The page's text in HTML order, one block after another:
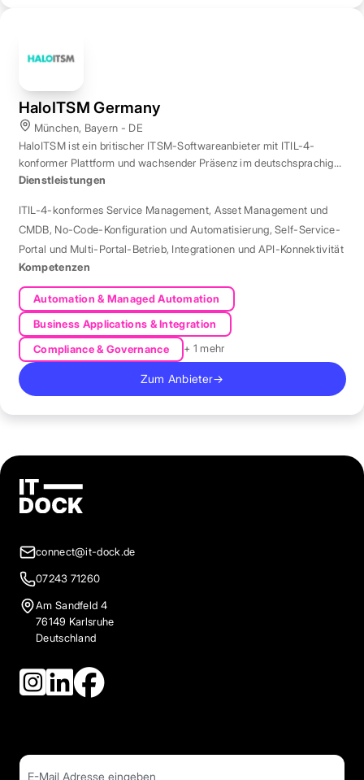
HaloITSM Germany
München, Bayern - DE
HaloITSM ist ein britischer ITSM-Softwareanbieter mit ITIL-4-
konformer Plattform und wachsender Präsenz im deutschsprachigen
Markt.
Dienstleistungen
ITIL-4-konformes Service Management, Asset Management und
CMDB, No-Code-Konfiguration und Automatisierung,Self-Service-
Portal und Multi-Portal-Betrieb, Integrationen und API-Konnektivität
Kompetenzen
Automation & Managed Automation
Business Applications & Integration
Compliance & Governance
+ 1 mehr
Zum Anbieter→
connect@it-dock.de
07243 71260
Am Sandfeld 4
76149 Karlsruhe
Deutschland